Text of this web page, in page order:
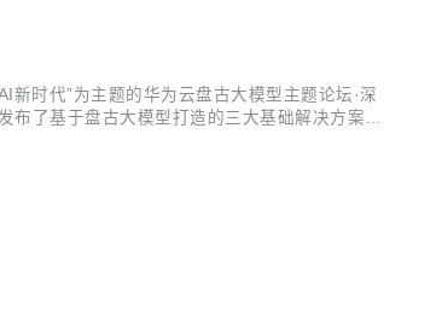
时代”为主题的华为云盘古大模型主题论坛·深
了基于盘古大模型打造的三大基础解决方案和